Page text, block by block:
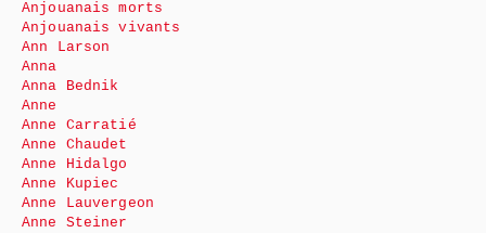
Anjouanais morts
Anjouanais vivants
Ann Larson
Anna
Anna Bednik
Anne
Anne Carratié
Anne Chaudet
Anne Hidalgo
Anne Kupiec
Anne Lauvergeon
Anne Steiner